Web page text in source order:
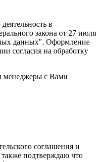
в
закона от 27 июля
данных". Оформление
согласия на обработку
менеджеры с Вами
соглашения и
подтверждаю что